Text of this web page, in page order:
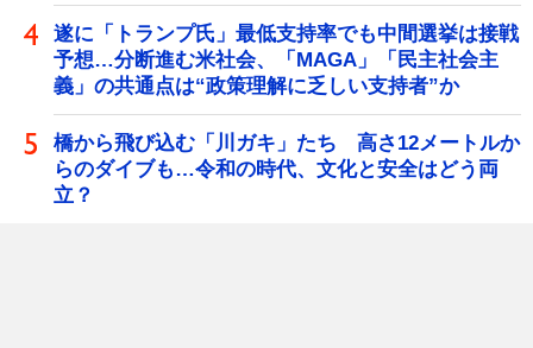
遂に「トランプ氏」最低支持率でも中間選挙は接戦
予想…分断進む米社会、「MAGA」「民主社会主
義」の共通点は“政策理解に乏しい支持者”か
橋から飛び込む「川ガキ」たち 高さ12メートルか
らのダイブも…令和の時代、文化と安全はどう両
立？